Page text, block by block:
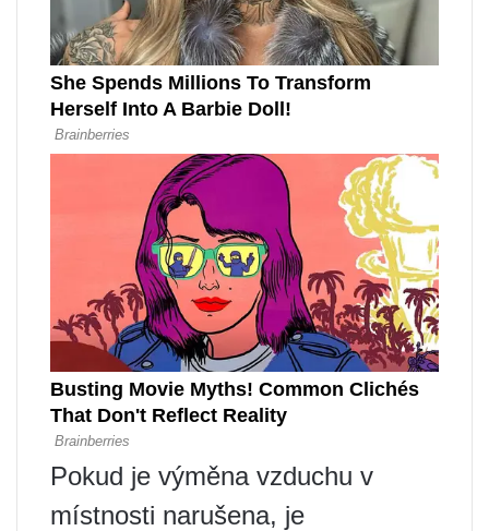
Pokud je výměna vzduchu v
místnosti narušena, je